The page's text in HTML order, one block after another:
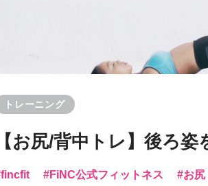
トレーニング
【お尻/背中トレ】後ろ姿
fincfit FiNC公式フィットネス お尻